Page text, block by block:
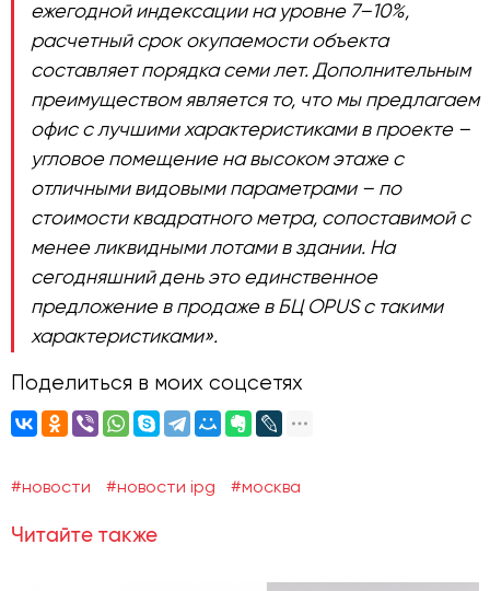
ежегодной индексации на уровне 7–10%,
расчетный срок окупаемости объекта
составляет порядка семи лет. Дополнительным
преимуществом является то, что мы предлагаем
офис с лучшими характеристиками в проекте –
угловое помещение на высоком этаже с
отличными видовыми параметрами – по
стоимости квадратного метра, сопоставимой с
менее ликвидными лотами в здании. На
сегодняшний день это единственное
предложение в продаже в БЦ OPUS с такими
характеристиками».
Поделиться в моих соцсетях
#новости #новости ipg #москва
Читайте также